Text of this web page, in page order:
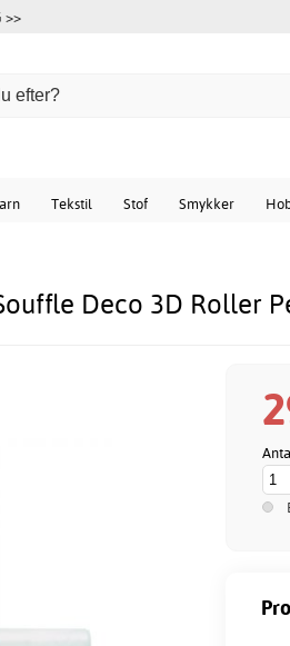
>>
Tekstil Stof Smykker
Deco 3D Roller